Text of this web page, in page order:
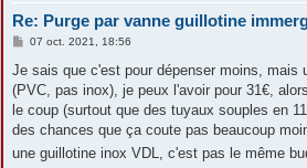
Re: Purge par vanne guillotine
M
s
a
g
07 oct. 2021, 18:56
Je sais que c'est pour dépenser moins, mais
(PVC, pas inox), je peux l'avoir pour 31€,
le coup (surtout que des tuyaux souples en
des chances que ça coute pas beaucoup
une guillotine inox VDL, c'est pas le même